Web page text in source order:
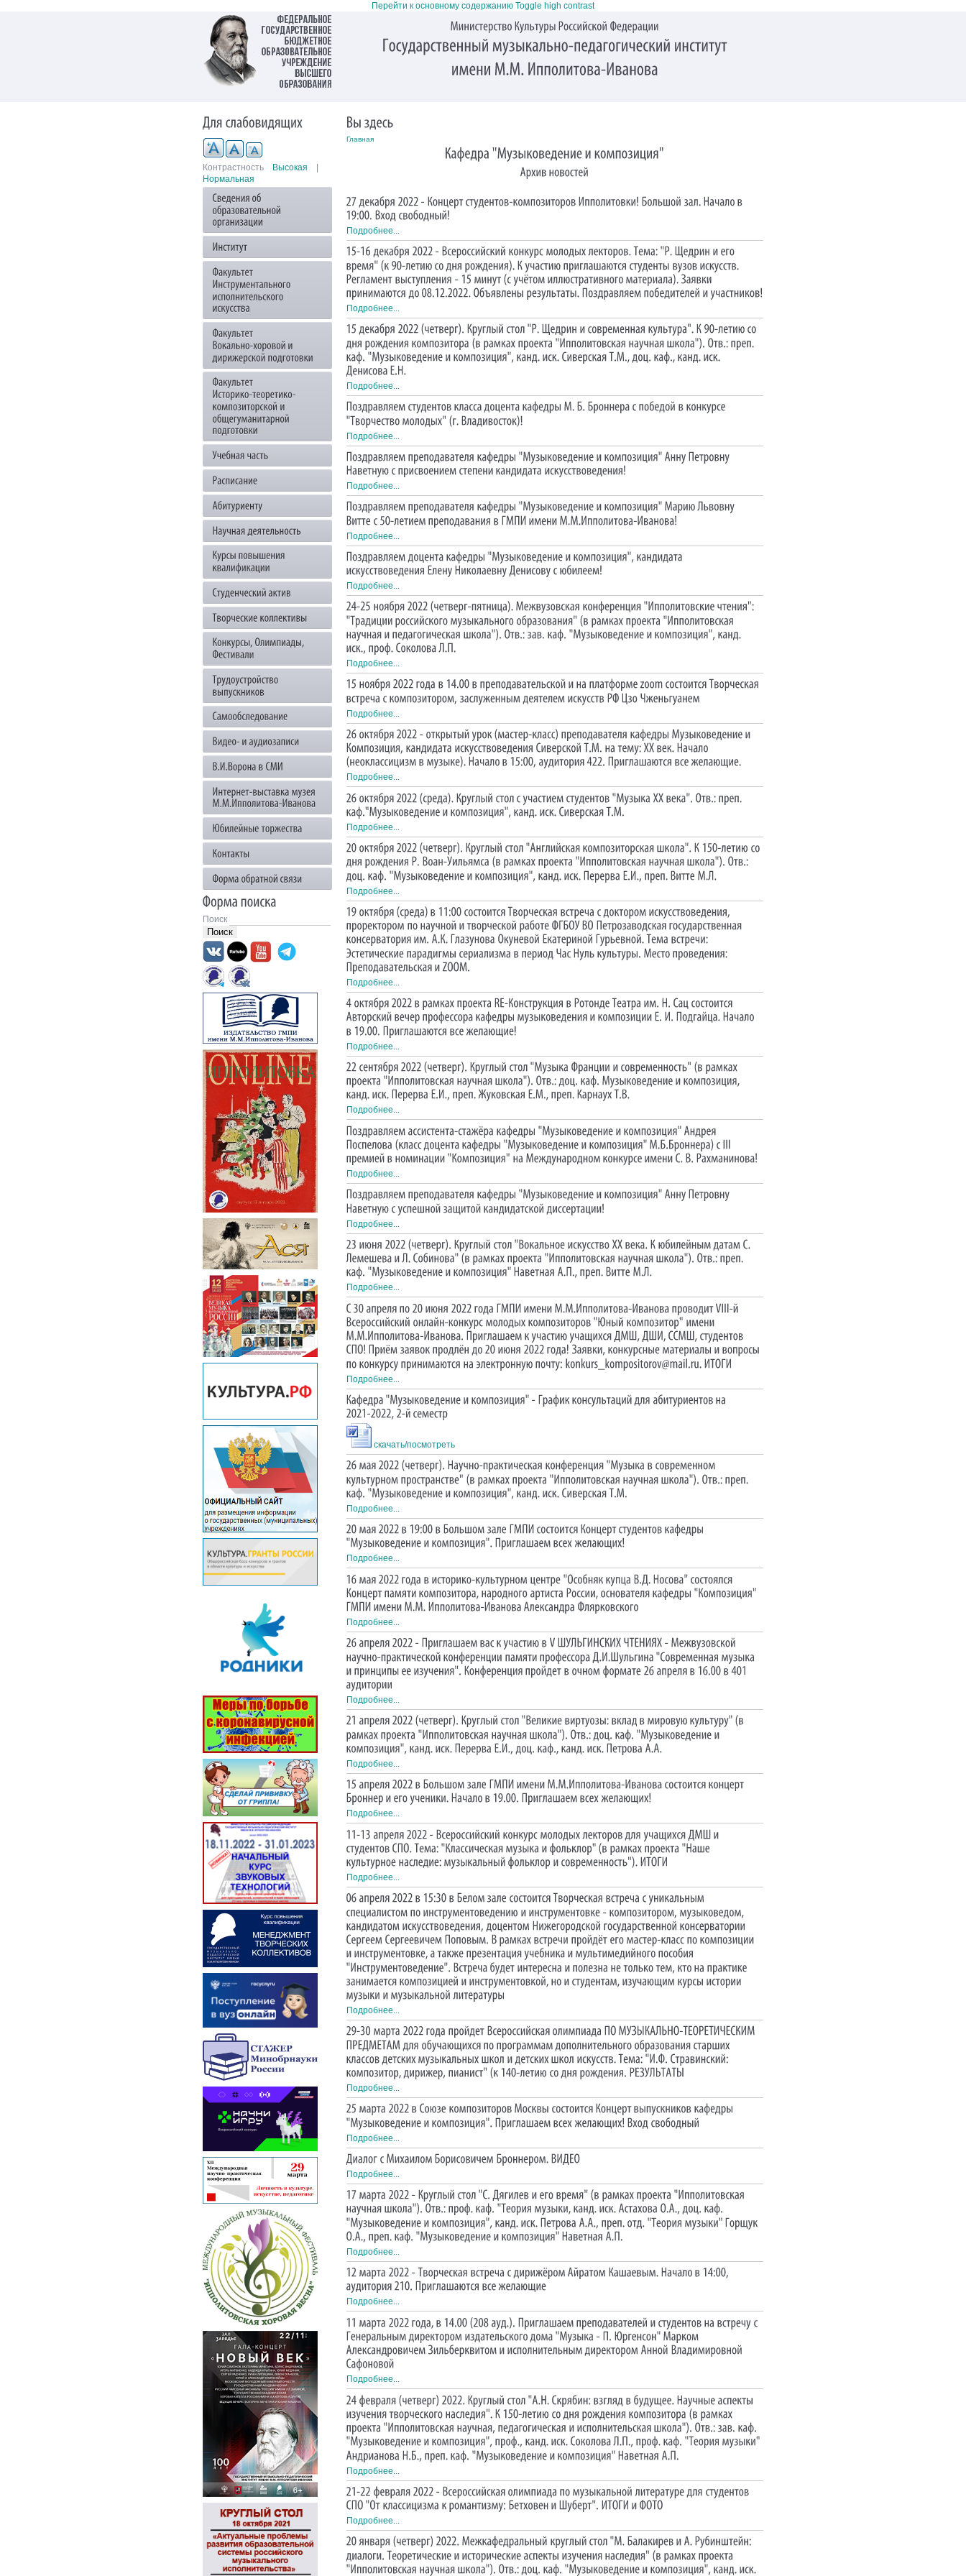
Перейти к основному содержанию Toggle high contrast
Контрастность Высокая
Нормальная
Поиск
Главная
Подробнее...
Подробнее...
Подробнее...
Подробнее...
Подробнее...
Подробнее...
Подробнее...
Подробнее...
Подробнее...
Подробнее...
Подробнее...
Подробнее...
Подробнее...
Подробнее...
Подробнее...
Подробнее...
Подробнее...
Подробнее...
Подробнее...
скачать/посмотреть
Подробнее...
Подробнее...
Подробнее...
Подробнее...
Подробнее...
Подробнее...
Подробнее...
Подробнее...
Подробнее...
Подробнее...
Подробнее...
Подробнее...
Подробнее...
Подробнее...
Подробнее...
Подробнее...